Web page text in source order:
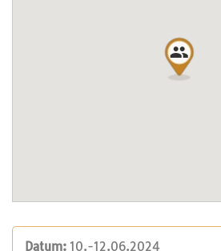
Datum: 10.-12.06.2024